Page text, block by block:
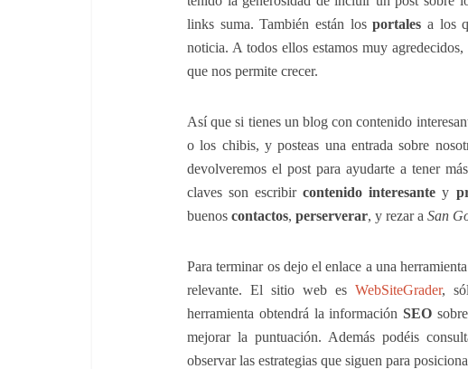
links suma. También están losportales a los
noticia. A todos ellos estamos muy
que nos permite crecer.
Así que si tienes un blog con contenido
o los chibis, y posteas una entrada sobre
devolveremos el post para ayudarte a tener
claves son escribircontenido interesante y
buenos contactos, perserverar, y rezar a San
Para terminar os dejo el enlace a una
relevante. El sitio web es WebSiteGrader,
herramienta obtendrá la informaciónSEO
mejorar la puntuación. Además podéis
observar las estrategias que siguen para